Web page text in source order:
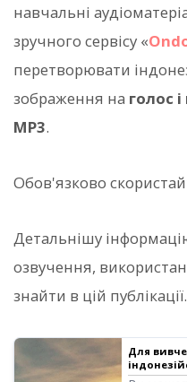
навчальні
зручного сервісу «
перетворювати
зображення на голос
MP3.
Обов'язково
Детальнішу
озвучення,
знайти в цій
Для